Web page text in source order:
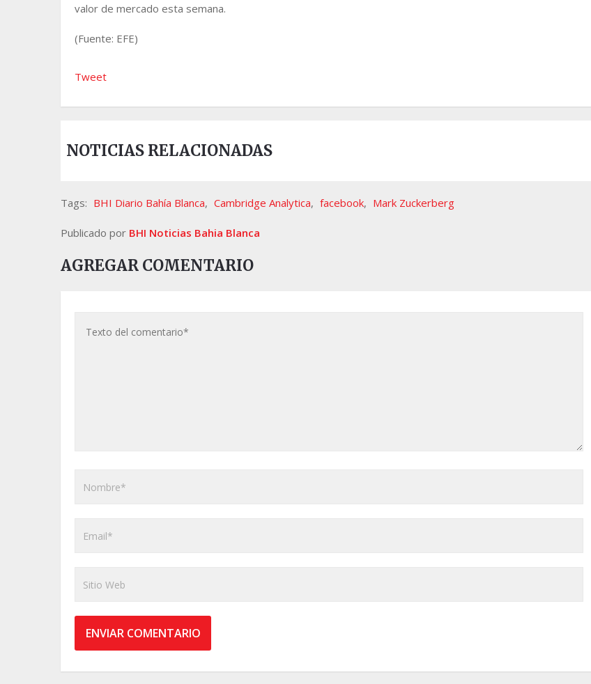
valor de mercado esta semana.
(Fuente: EFE)
Tweet
NOTICIAS RELACIONADAS
Tags: BHI Diario Bahía Blanca, Cambridge Analytica, facebook, Mark Zuckerberg
Publicado por BHI Noticias Bahia Blanca
AGREGAR COMENTARIO